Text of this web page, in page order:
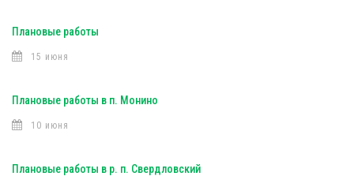
Плановые работы
15 июня
Плановые работы в п. Монино
10 июня
Плановые работы в р. п. Свердловский